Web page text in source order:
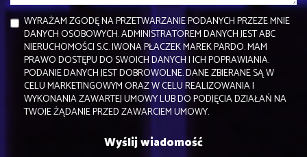
WYRAŻAM ZGODĘ NA PRZETWARZANIE PODANYCH PRZEZE MNIE
DANYCH OSOBOWYCH. ADMINISTRATOREM DANYCH JEST ABC
NIERUCHOMOŚCI S.C. IWONA PŁACZEK MAREK PARDO. MAM
PRAWO DOSTĘPU DO SWOICH DANYCH I ICH POPRAWIANIA.
PODANIE DANYCH JEST DOBROWOLNE. DANE ZBIERANE SĄ W
CELU MARKETINGOWYM ORAZ W CELU REALIZOWANIA I
WYKONANIA ZAWARTEJ UMOWY LUB DO PODJĘCIA DZIAŁAŃ NA
TWOJE ŻĄDANIE PRZED ZAWARCIEM UMOWY.